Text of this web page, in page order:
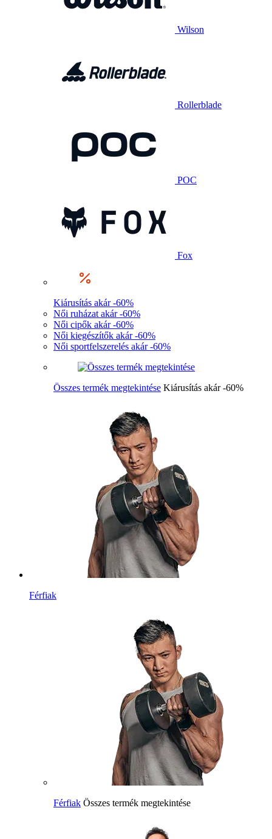
Wilson
Rollerblade
POC
Fox
Kiárusítás akár -60%
Női ruházat akár -60%
Női cipők akár -60%
Női kiegészítők akár -60%
Női sportfelszerelés akár -60%
Összes termék megtekintése Kiárusítás akár -60%
Férfiak
Férfiak Összes termék megtekintése